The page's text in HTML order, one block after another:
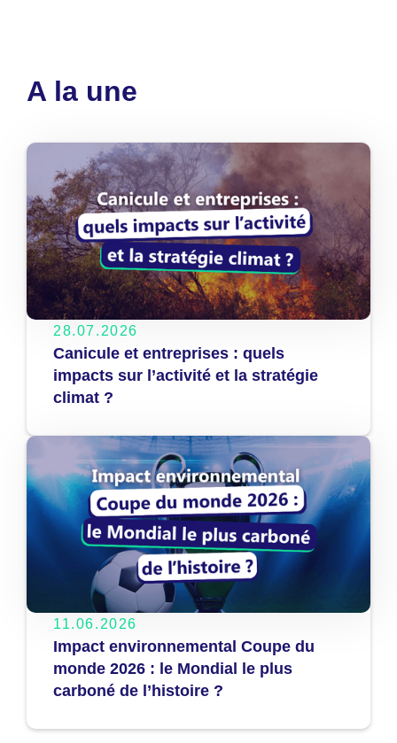
A la une
28.07.2026
Canicule et entreprises : quels
impacts sur l’activité et la stratégie
climat ?
11.06.2026
Impact environnemental Coupe du
monde 2026 : le Mondial le plus
carboné de l’histoire ?